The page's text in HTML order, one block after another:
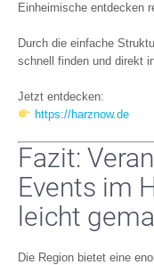
Einheimische entdecken
Durch die einfache
schnell finden und direkt
Jetzt entdecken:
https://harznow.de
Fazit:
Events im
leicht
Die Region bietet eine